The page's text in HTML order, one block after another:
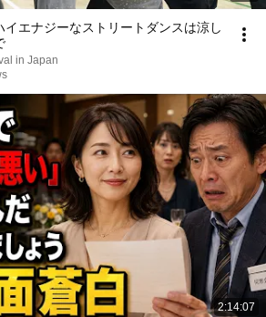
イエナジーなストリートダンスは涼し
in Japan
2:14:07